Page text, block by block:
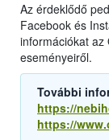
Az érdeklődő
Facebook és
információkat az
eseményeiről.
További
https://
https://